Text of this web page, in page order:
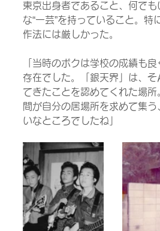
東京出身者であること、何でも
な“一芸”を持っていること。特
作法には厳しかった。
「当時のボクは学校の成績も
存在でした。「銀天界」は、
てきたことを認めてくれた場
間が自分の居場所を求めて集う
いなところでしたね」